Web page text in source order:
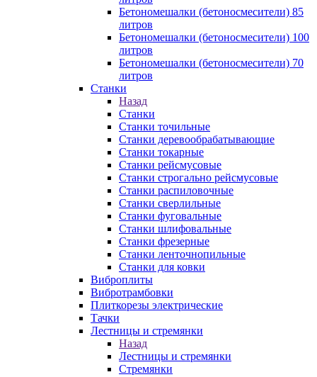
Бетономешалки (бетоносмесители) 85
литров
Бетономешалки (бетоносмесители) 100
литров
Бетономешалки (бетоносмесители) 70
литров
Станки
Назад
Станки
Станки точильные
Станки деревообрабатывающие
Станки токарные
Станки рейсмусовые
Станки строгально рейсмусовые
Станки распиловочные
Станки сверлильные
Станки фуговальные
Станки шлифовальные
Станки фрезерные
Станки ленточнопильные
Станки для ковки
Виброплиты
Вибротрамбовки
Плиткорезы электрические
Тачки
Лестницы и стремянки
Назад
Лестницы и стремянки
Стремянки